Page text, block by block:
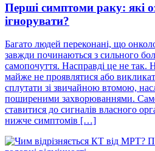
Перші симптоми раку: які
ігнорувати?
Багато людей переконані, що
завжди починаються з сильного
самопочуття. Насправді це не так.
майже не проявлятися або
сплутати зі звичайною втомою,
поширеними захворюваннями.
ставитися до сигналів власного
нижче симптомів […]